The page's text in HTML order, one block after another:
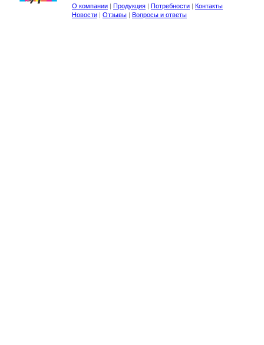
О компании | Продукция | Потребности | Контакты
Новости | Отзывы | Вопросы и ответы